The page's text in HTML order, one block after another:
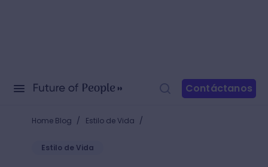
Contáctanos
Home Blog / Estilo de Vida /
Estilo de Vida